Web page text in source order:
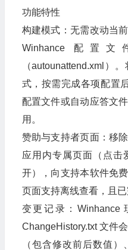
功能特性
构建模式：无需改动当
Winhance 配置
（autounattend.xml）
式，按需完成各项配置
配置文件或自动应答文
用。
赞助与支持者页面：移
应用内专属页面（点击
开），向支持本软件免
页面支持离线查看，且已
变更记录：Winhance
ChangeHistory.txt 文件
（包含修改前后数值